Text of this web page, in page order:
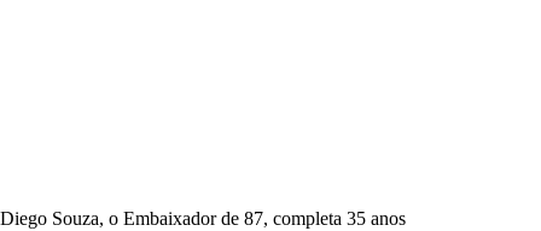
Diego Souza, o Embaixador de 87, completa 35 anos